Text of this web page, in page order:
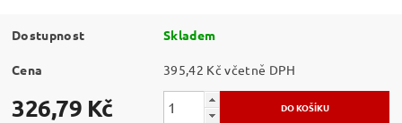
Dostupnost Skladem
Cena 395,42 Kč včetně DPH
326,79 Kč